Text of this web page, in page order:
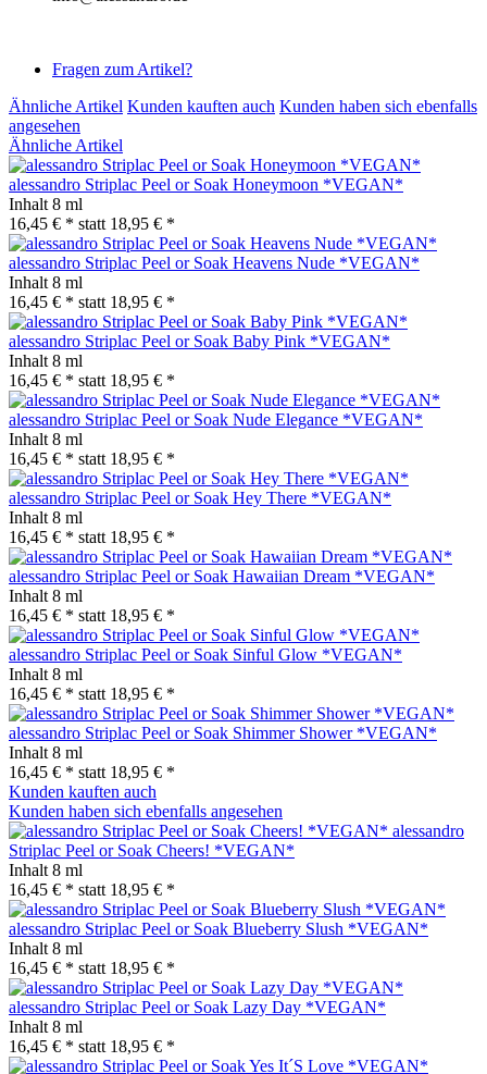
Fragen zum Artikel?
Ähnliche Artikel Kunden kauften auch Kunden haben sich ebenfalls
angesehen
Ähnliche Artikel
alessandro Striplac Peel or Soak Honeymoon *VEGAN*
Inhalt 8 ml
16,45 € * statt 18,95 € *
alessandro Striplac Peel or Soak Heavens Nude *VEGAN*
Inhalt 8 ml
16,45 € * statt 18,95 € *
alessandro Striplac Peel or Soak Baby Pink *VEGAN*
Inhalt 8 ml
16,45 € * statt 18,95 € *
alessandro Striplac Peel or Soak Nude Elegance *VEGAN*
Inhalt 8 ml
16,45 € * statt 18,95 € *
alessandro Striplac Peel or Soak Hey There *VEGAN*
Inhalt 8 ml
16,45 € * statt 18,95 € *
alessandro Striplac Peel or Soak Hawaiian Dream *VEGAN*
Inhalt 8 ml
16,45 € * statt 18,95 € *
alessandro Striplac Peel or Soak Sinful Glow *VEGAN*
Inhalt 8 ml
16,45 € * statt 18,95 € *
alessandro Striplac Peel or Soak Shimmer Shower *VEGAN*
Inhalt 8 ml
16,45 € * statt 18,95 € *
Kunden kauften auch
Kunden haben sich ebenfalls angesehen
alessandro
Striplac Peel or Soak Cheers! *VEGAN*
Inhalt 8 ml
16,45 € * statt 18,95 € *
alessandro Striplac Peel or Soak Blueberry Slush *VEGAN*
Inhalt 8 ml
16,45 € * statt 18,95 € *
alessandro Striplac Peel or Soak Lazy Day *VEGAN*
Inhalt 8 ml
16,45 € * statt 18,95 € *